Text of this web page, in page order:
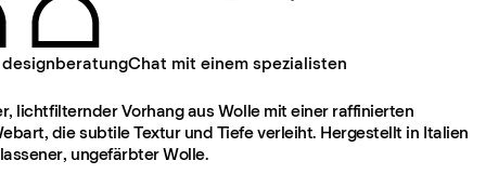
Chat mit einem spezialisten
lichtfilternder Vorhang aus Wolle mit einer raffinierten
die subtile Textur und Tiefe verleiht. Hergestellt in Italien
ungefärbter Wolle.